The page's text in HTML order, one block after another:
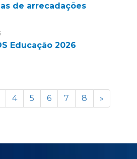
de arrecadações
Educação 2026
4 5 6 7 8 »